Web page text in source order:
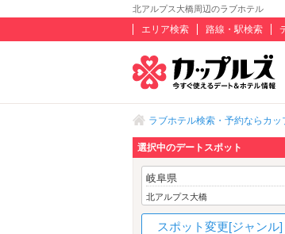
北アルプス大橋周辺のラブホテル
エリア検索 路線・駅検索
ラブホテル検索・予約ならカッ
選択中のデートスポット
岐阜県
北アルプス大橋
スポット変更[ジャンル]